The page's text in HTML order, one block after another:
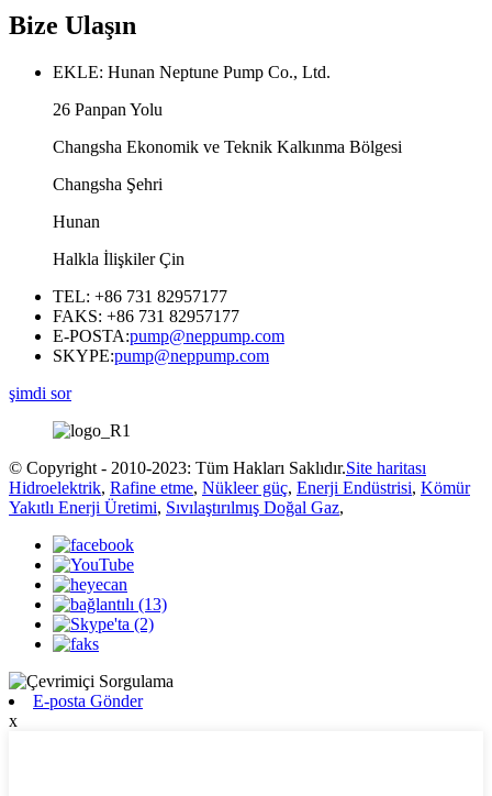
Bize Ulaşın
EKLE: Hunan Neptune Pump Co., Ltd.
26 Panpan Yolu
Changsha Ekonomik ve Teknik Kalkınma Bölgesi
Changsha Şehri
Hunan
Halkla İlişkiler Çin
TEL: +86 731 82957177
FAKS: +86 731 82957177
E-POSTA:pump@neppump.com
SKYPE:pump@neppump.com
şimdi sor
© Copyright - 2010-2023: Tüm Hakları Saklıdır.Site haritası
Hidroelektrik, Rafine etme, Nükleer güç, Enerji Endüstrisi, Kömür
Yakıtlı Enerji Üretimi, Sıvılaştırılmış Doğal Gaz,
E-posta Gönder
x